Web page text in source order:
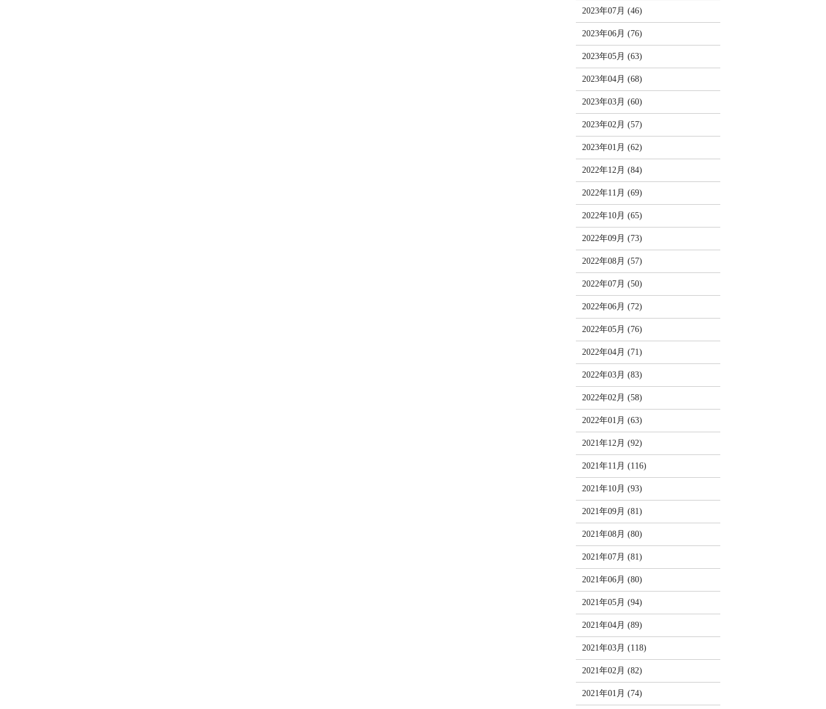
2023年07月 (46)
2023年06月 (76)
2023年05月 (63)
2023年04月 (68)
2023年03月 (60)
2023年02月 (57)
2023年01月 (62)
2022年12月 (84)
2022年11月 (69)
2022年10月 (65)
2022年09月 (73)
2022年08月 (57)
2022年07月 (50)
2022年06月 (72)
2022年05月 (76)
2022年04月 (71)
2022年03月 (83)
2022年02月 (58)
2022年01月 (63)
2021年12月 (92)
2021年11月 (116)
2021年10月 (93)
2021年09月 (81)
2021年08月 (80)
2021年07月 (81)
2021年06月 (80)
2021年05月 (94)
2021年04月 (89)
2021年03月 (118)
2021年02月 (82)
2021年01月 (74)